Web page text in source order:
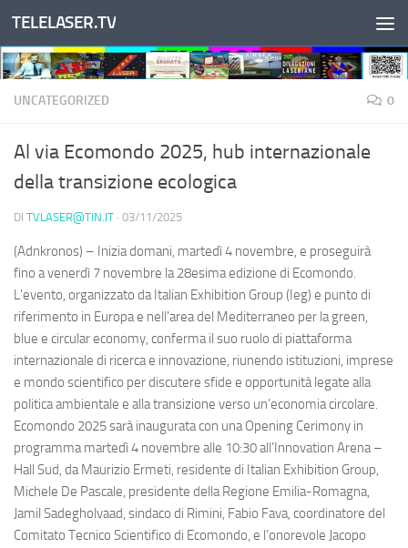
Salta al contenuto
TELELASER.TV
UNCATEGORIZED 0
Al via Ecomondo 2025, hub internazionale
della transizione ecologica
DI TVLASER@TIN.IT · 03/11/2025
(Adnkronos) – Inizia domani, martedì 4 novembre, e proseguirà
fino a venerdì 7 novembre la 28esima edizione di Ecomondo.
L'evento, organizzato da Italian Exhibition Group (Ieg) e punto di
riferimento in Europa e nell'area del Mediterraneo per la green,
blue e circular economy, conferma il suo ruolo di piattaforma
internazionale di ricerca e innovazione, riunendo istituzioni, imprese
e mondo scientifico per discutere sfide e opportunità legate alla
politica ambientale e alla transizione verso un’economia circolare.
Ecomondo 2025 sarà inaugurata con una Opening Cerimony in
programma martedì 4 novembre alle 10:30 all’Innovation Arena –
Hall Sud, da Maurizio Ermeti, residente di Italian Exhibition Group,
Michele De Pascale, presidente della Regione Emilia-Romagna,
Jamil Sadegholvaad, sindaco di Rimini, Fabio Fava, coordinatore del
Comitato Tecnico Scientifico di Ecomondo, e l’onorevole Jacopo